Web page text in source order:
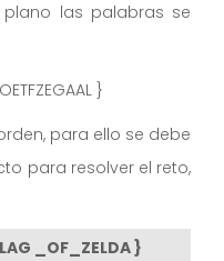
las palabras se
}
para ello se debe
para resolver el reto,
_OF_ZELDA }